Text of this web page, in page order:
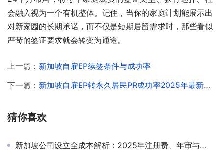
会融入视为一个有机整体。记住，当你的家庭计划能展示出
对新家园的长期承诺，而不仅是短期居留需求时，那些看似
严苛的签证要求就会转变为通途。
上一篇： 新加坡自雇EP续签条件与成功率
下一篇： 新加坡自雇EP转永久居民PR成功率2025年最新数据与关键影响因素
猜你喜欢
新加坡公司设立全成本解析：2025年注册费、年审与税务优化清单